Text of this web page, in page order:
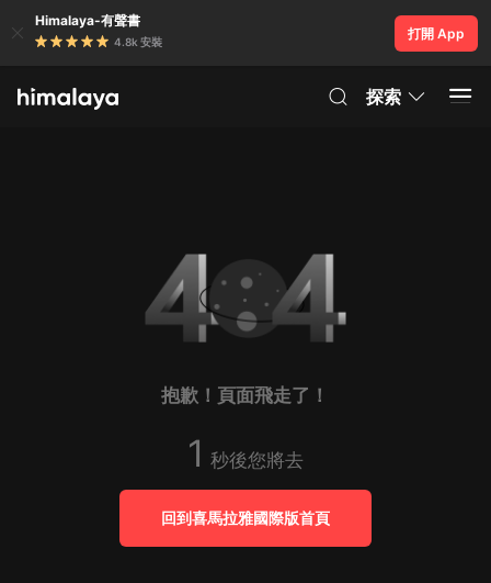
Himalaya-有聲書
4.8k 安裝
打開 App
探索
抱歉！頁面飛走了！
1 秒後您將去
回到喜馬拉雅國際版首頁